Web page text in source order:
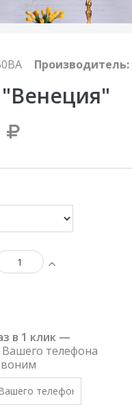
Производитель:
в 1 клик —
телефона